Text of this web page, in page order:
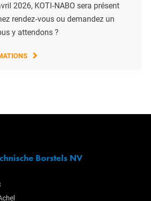
2026, KOTI‑NABO sera présent
rendez‑vous ou demandez un
y attendons ?
Borstels NV